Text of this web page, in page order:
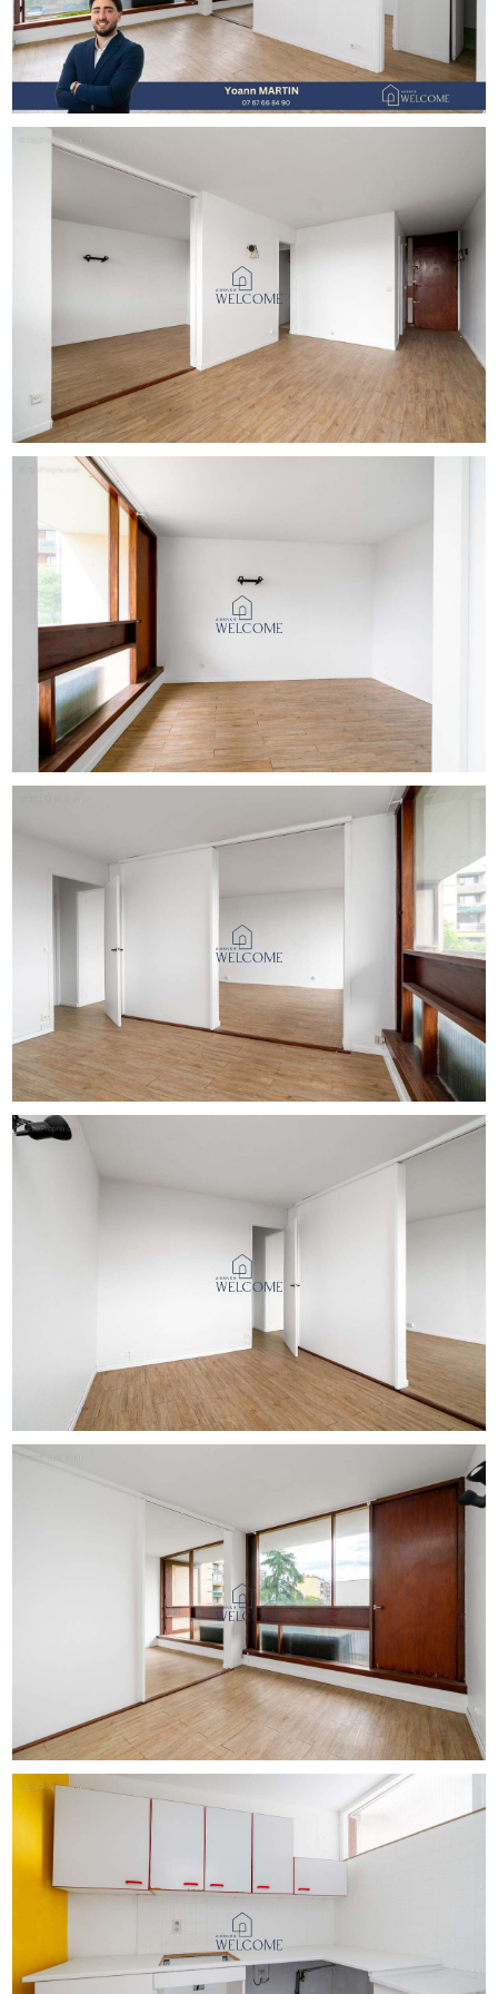
rafraîchissement, idéal pour un premier achat, un pied-à-
terre ou un investissement locatif.
La résidence, reconnue pour son architecture singulière
et son emplacement privilégié, offre un cadre de vie
agréable à quelques minutes du centre-ville, des
transports et des espaces verts.
Pour toutes informations complémentaires, contactez-
Honoraires à la charge du vendeur. Dans une copropriété
de 171 lots. Aucune procédure n'est en cours. Classe
énergie D, Classe climat D Montant estimé des dépenses
annuelles d'énergie pour un usage standard : entre
630.00  et 910.00  sur les années 2021, 2022 et 2023
(abonnements compris). Les informations sur les risques
auxquels ce bien est exposé sont disponibles sur le site
Géorisques : georisques.gouv.fr.
Votre conseiller Agence Welcome : Yoann MARTIN
Agent commercial (Entreprise individuelle)
RSAC 809339674